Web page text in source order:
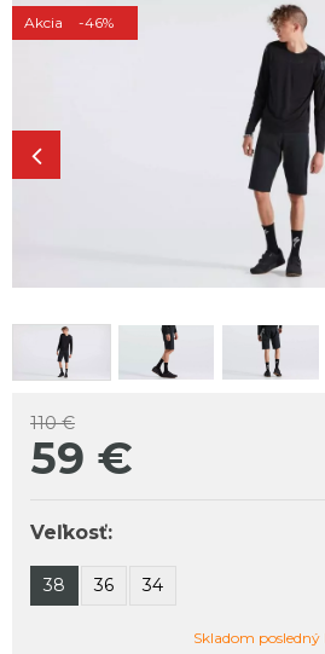
Akcia -46%
110 €
59 €
Veľkosť:
38 36 34
Skladom posledný